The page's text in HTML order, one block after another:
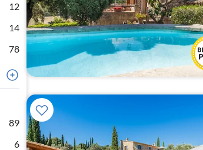
12
14
78
89
6